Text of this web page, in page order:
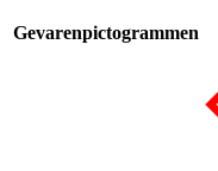
Gevarenpictogrammen